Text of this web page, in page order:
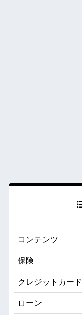
コンテンツ
保険
クレジットカード
ローン